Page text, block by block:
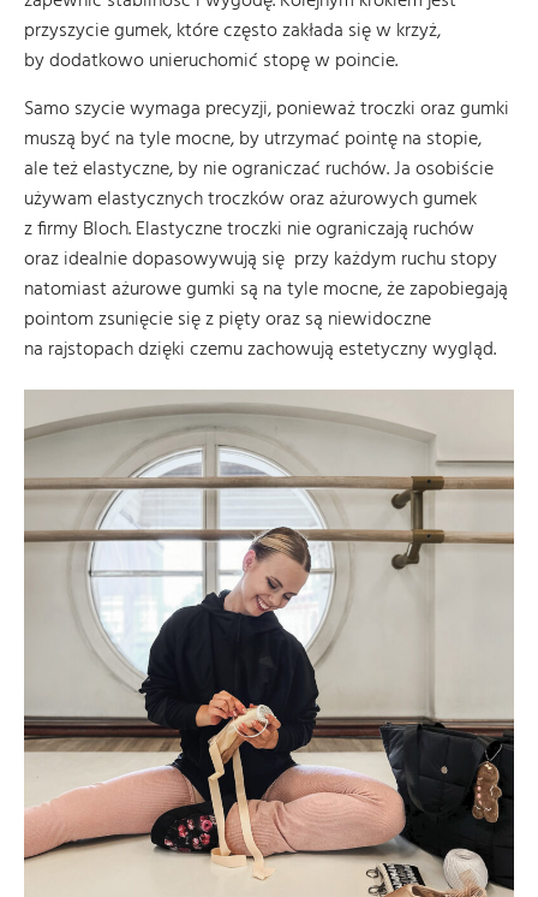
przyszycie gumek, które często zakłada się w krzyż,
by dodatkowo unieruchomić stopę w poincie.
Samo szycie wymaga precyzji, ponieważ troczki oraz gumki
muszą być na tyle mocne, by utrzymać pointę na stopie,
ale też elastyczne, by nie ograniczać ruchów. Ja osobiście
używam elastycznych troczków oraz ażurowych gumek
z firmy Bloch. Elastyczne troczki nie ograniczają ruchów
oraz idealnie dopasowywują się przy każdym ruchu stopy
natomiast ażurowe gumki są na tyle mocne, że zapobiegają
pointom zsunięcie się z pięty oraz są niewidoczne
na rajstopach dzięki czemu zachowują estetyczny wygląd.